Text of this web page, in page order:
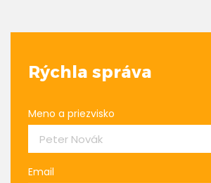
Rýchla správa
Meno a priezvisko
Email